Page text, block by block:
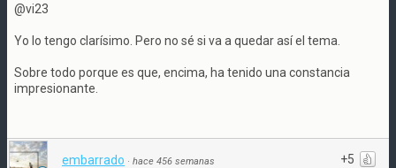
@vi23
Yo lo tengo clarísimo. Pero no sé si va a quedar así el tema.
Sobre todo porque es que, encima, ha tenido una constancia
impresionante.
+5
embarrado · hace 456 semanas